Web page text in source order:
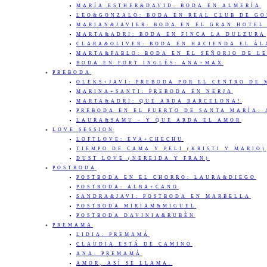
MARÍA ESTHER&DAVID: BODA EN ALMERÍA
LEO&GONZALO: BODA EN REAL CLUB DE
MARIAN&JAVIER: BODA EN EL GRAN HOTEL
MARTA&ADRI: BODA EN FINCA LA DULZURA
CLARA&OLIVER: BODA EN HACIENDA EL
MARTA&PABLO: BODA EN EL SEÑORIO DE
BODA EN FORT INGLÉS: ANA+MAX
PREBODA
OLEKS+JAVI: PREBODA POR EL CENTRO DE
MARINA+SANTI: PREBODA EN NERJA
MARTA&ADRI: QUE ARDA BARCELONA!
PREBODA EN EL PUERTO DE SANTA MARÍA:
LAURA&SAMU – Y QUE ARDA EL AMOR
LOVE SESSION
LOFTLOVE: EVA+CHECHU
TIEMPO DE CAMA Y PELI (KRISTI Y MARIO)
DUST LOVE (NEREIDA Y FRAN)
POSTBODA
POSTBODA EN EL CHORRO: LAURA&DIEGO
POSTBODA: ALBA+CANO
SANDRA&JAVI: POSTBODA EN MARBELLA
POSTBODA MIRIAM&MIGUEL
POSTBODA DAVINIA&RUBÉN
PREMAMA
LIDIA: PREMAMÁ
CLAUDIA ESTÁ DE CAMINO
ANA: PREMAMÁ
AMOR, ASÍ SE LLAMA.